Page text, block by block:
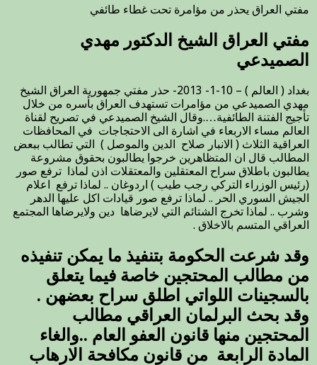
من
تحت
غطاء
طائفي
مغلقة
مفتي العراق يحذر من مؤامرة تحت غطاء طائفي
مفتي العراق الشيخ الدكتور مهدي
الصميدعي
بغداد ( العالم ) – 10-1- 2013- حذر مفتي جمهورية العراق الشيخ
مهدي الصميدعي من مؤامرات تستهدف العراق بأسره من خلال
تأجيج الفتنة الطائفية….وقال الشيخ الصميدعي في تصريح لقناة
العالم مساء الاربعاء في اشارة الى الاحتجاجات في المحافظات
العراقية الثلاث ( الانبار صلاح الدين والموصل ) التي تطالب ببعض
المطالب قال ان المتظاهرين خرجوا يطالبون بحقوق مشروعة
يطالبون باطلاق سراح المعتقلين والمعتقلات اذن لماذا ترفع صور
(رئيس الوزراء التركي رجب طيب ) اردوغان .. لماذا ترفع اعلام
الجيش السوري الحر .. لماذا ترفع صور قيادات اكل عليها الدهر
وشرب .. لماذا تخرج الشتائم التي لايرضاها دين ولايرضاها المجتمع
العراقي المتسم بالاخلاق .
وقد شرعت الحكومة بتنفيذ ما يمكن تنفيذه
من مطالب المحتجين خاصة فيما يتعلق
بالسجينات اللواتي اطلق سراح بعضهن .
وقد بحث البرلمان العراقي مطالب
المحتجين منها قانون العفو العام ..والغاء
المادة الرابعة من قانون مكافحة الارهاب